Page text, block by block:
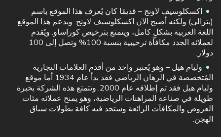
اكسكلوسيف لاونج – قديمًا كان يُعرف هذا الموقع باسم
(بترالي) ولكنه أصبح الآن اكسكلوسيف لاونج. ويدعم هذا الموقع
اللغة العربية بشكلٍ كامل، ويتمتع بترخيص كوراساو. ويُقدم
لعملائه الجدد مكافأة ترحيبية بنسبة 100% وتصل إلى 100
دولار.
وليام هيل – وهو يُعتبر واحد من أقدم العلامات التجارية
المُتخصصة في الرهان الرياضي فقد بدأ عام 1934 أما موقع
وليام هيل فقد تم إطلاقه عام 2000. وتتمتع هذه الشركة بخبرة
طويلة في صناعة المراهنات الرياضية، وهو يمنح عملائه مئات
العروض والمكافآت الرائعة وستجد فيه كافة بطولات سباق
الهجن.